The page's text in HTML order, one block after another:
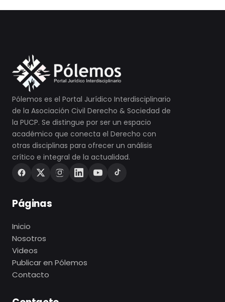
Pólemos es el Portal Jurídico Interdisciplinario
de la Asociación Civil Derecho & Sociedad de
la PUCP. Se distingue por ser un espacio
académico que conecta el Derecho con
otras disciplinas para ofrecer un análisis
crítico e integral de la actualidad.
Páginas
Inicio
Nosotros
Videos
Publicar en Pólemos
Contacto